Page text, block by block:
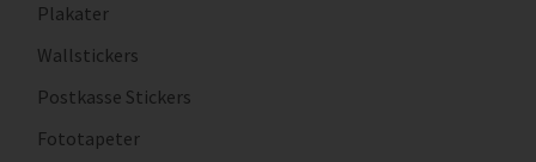
Plakater
Wallstickers
Postkasse Stickers
Fototapeter